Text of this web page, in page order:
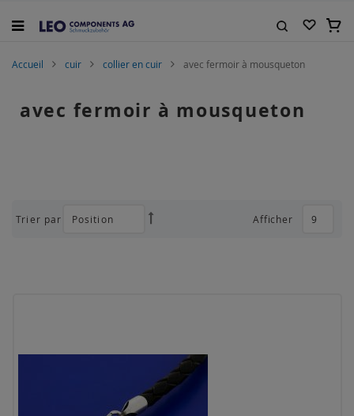
au
Mon
Accueil cuir collier en cuir avec fermoir à mousqueton
avec fermoir à mousqueton
Afficher
Trier par
Par